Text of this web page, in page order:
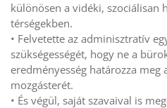
különösen a vidéki, szociálisan
térségekben.
• Felvetette az adminisztratív
szükségességét, hogy ne a
eredményesség határozza
mozgásterét.
• És végül, saját szavaival is